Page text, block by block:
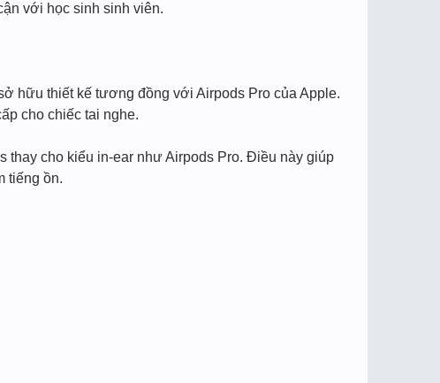
với học sinh sinh viên.
hữu thiết kế tương đồng với Airpods Pro của Apple.
cho chiếc tai nghe.
thay cho kiểu in-ear như Airpods Pro. Điều này giúp
tiếng ồn.